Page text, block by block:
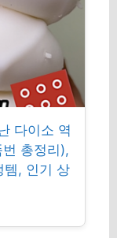
다이소 역
총정리),
템, 인기 상